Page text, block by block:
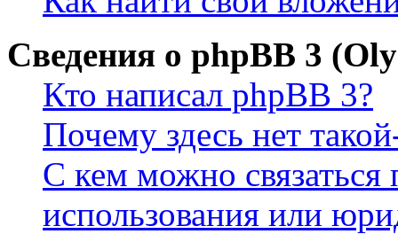
Сведения о phpBB 3
Кто написал phpBB 3?
Почему здесь нет
С кем можно связаться
использования или